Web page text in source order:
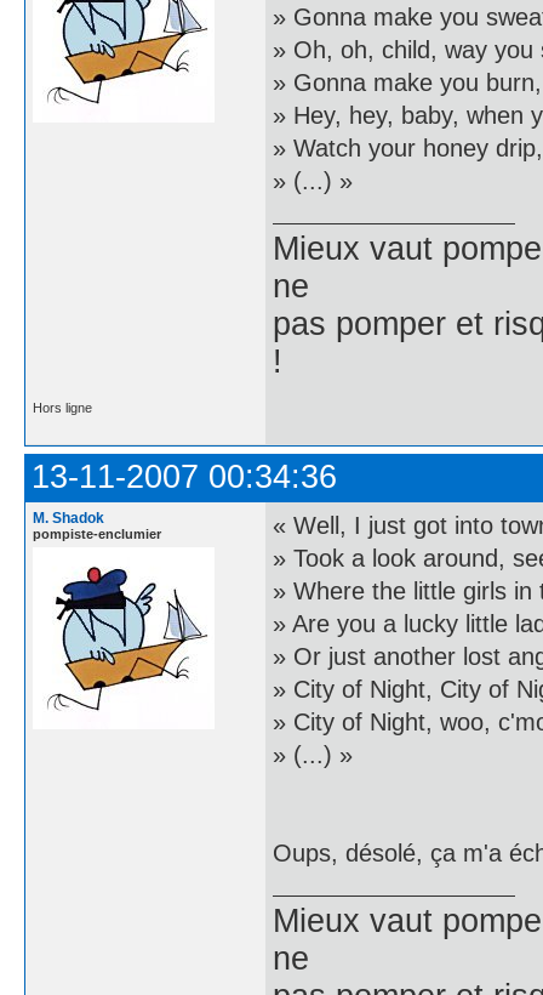
» Gonna make you
» Oh, oh, child, way you
» Gonna make you
» Hey, hey, baby, when
» Watch your honey
» (...) »
Mieux vaut
ne
pas pomper et
!
Hors ligne
13-11-2007 00:34:36
M. Shadok
pompiste-enclumier
« Well, I just got into
» Took a look around,
» Where the little girls in
» Are you a lucky little
» Or just another lost
» City of Night, City of
» City of Night, woo,
» (...) »
Oups, désolé, ça m'a
Mieux vaut
ne